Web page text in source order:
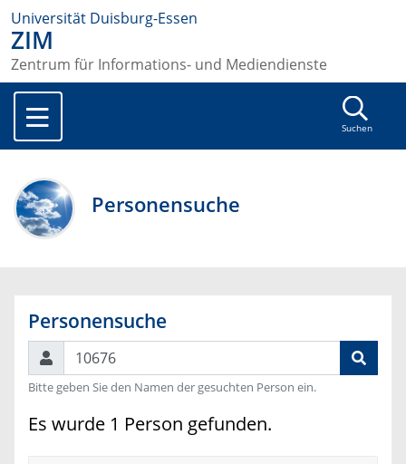
Universität Duisburg-Essen
ZIM
Zentrum für Informations- und Mediendienste
Suchen
Personensuche
Personensuche
Suchen
Bitte geben Sie den Namen der gesuchten Person ein.
Es wurde 1 Person gefunden.